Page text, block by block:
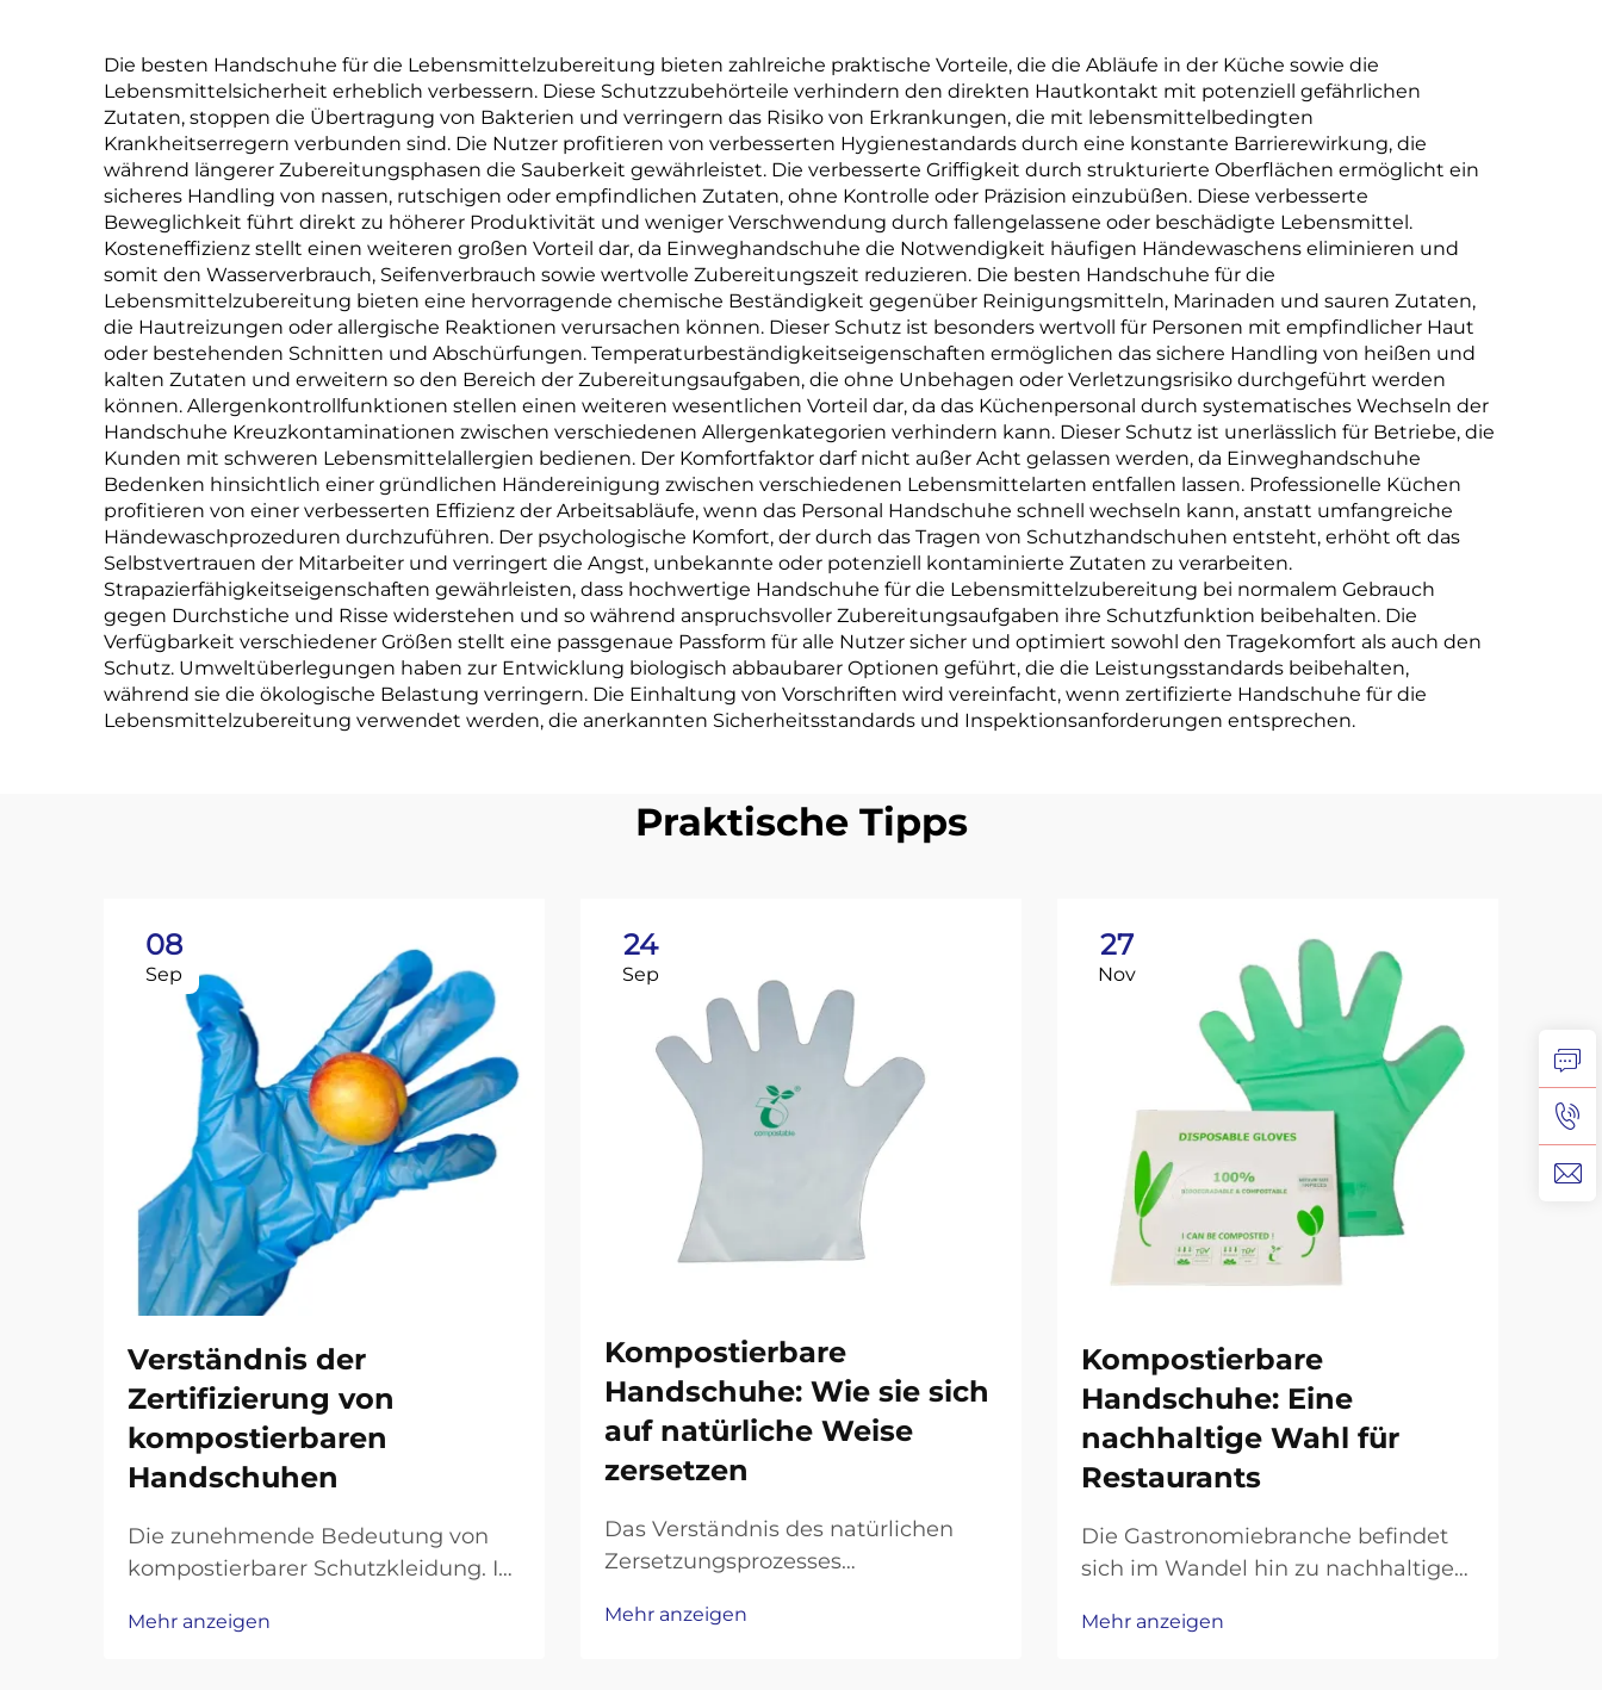
PLA PBAT Maisstärke
Material
PLA PBAT Maisstärke
Material
Die besten Handschuhe für die Lebensmittelzubereitung bieten zahlreiche praktische Vorteile, die die Abläufe in der Küche sowie die
Lebensmittelsicherheit erheblich verbessern. Diese Schutzzubehörteile verhindern den direkten Hautkontakt mit potenziell gefährlichen
Zutaten, stoppen die Übertragung von Bakterien und verringern das Risiko von Erkrankungen, die mit lebensmittelbedingten
Krankheitserregern verbunden sind. Die Nutzer profitieren von verbesserten Hygienestandards durch eine konstante Barrierewirkung, die
während längerer Zubereitungsphasen die Sauberkeit gewährleistet. Die verbesserte Griffigkeit durch strukturierte Oberflächen ermöglicht ein
sicheres Handling von nassen, rutschigen oder empfindlichen Zutaten, ohne Kontrolle oder Präzision einzubüßen. Diese verbesserte
Beweglichkeit führt direkt zu höherer Produktivität und weniger Verschwendung durch fallengelassene oder beschädigte Lebensmittel.
Kosteneffizienz stellt einen weiteren großen Vorteil dar, da Einweghandschuhe die Notwendigkeit häufigen Händewaschens eliminieren und
somit den Wasserverbrauch, Seifenverbrauch sowie wertvolle Zubereitungszeit reduzieren. Die besten Handschuhe für die
Lebensmittelzubereitung bieten eine hervorragende chemische Beständigkeit gegenüber Reinigungsmitteln, Marinaden und sauren Zutaten,
die Hautreizungen oder allergische Reaktionen verursachen können. Dieser Schutz ist besonders wertvoll für Personen mit empfindlicher Haut
oder bestehenden Schnitten und Abschürfungen. Temperaturbeständigkeitseigenschaften ermöglichen das sichere Handling von heißen und
kalten Zutaten und erweitern so den Bereich der Zubereitungsaufgaben, die ohne Unbehagen oder Verletzungsrisiko durchgeführt werden
können. Allergenkontrollfunktionen stellen einen weiteren wesentlichen Vorteil dar, da das Küchenpersonal durch systematisches Wechseln der
Handschuhe Kreuzkontaminationen zwischen verschiedenen Allergenkategorien verhindern kann. Dieser Schutz ist unerlässlich für Betriebe, die
Kunden mit schweren Lebensmittelallergien bedienen. Der Komfortfaktor darf nicht außer Acht gelassen werden, da Einweghandschuhe
Bedenken hinsichtlich einer gründlichen Händereinigung zwischen verschiedenen Lebensmittelarten entfallen lassen. Professionelle Küchen
profitieren von einer verbesserten Effizienz der Arbeitsabläufe, wenn das Personal Handschuhe schnell wechseln kann, anstatt umfangreiche
Händewaschprozeduren durchzuführen. Der psychologische Komfort, der durch das Tragen von Schutzhandschuhen entsteht, erhöht oft das
Selbstvertrauen der Mitarbeiter und verringert die Angst, unbekannte oder potenziell kontaminierte Zutaten zu verarbeiten.
Strapazierfähigkeitseigenschaften gewährleisten, dass hochwertige Handschuhe für die Lebensmittelzubereitung bei normalem Gebrauch
gegen Durchstiche und Risse widerstehen und so während anspruchsvoller Zubereitungsaufgaben ihre Schutzfunktion beibehalten. Die
Verfügbarkeit verschiedener Größen stellt eine passgenaue Passform für alle Nutzer sicher und optimiert sowohl den Tragekomfort als auch den
Schutz. Umweltüberlegungen haben zur Entwicklung biologisch abbaubarer Optionen geführt, die die Leistungsstandards beibehalten,
während sie die ökologische Belastung verringern. Die Einhaltung von Vorschriften wird vereinfacht, wenn zertifizierte Handschuhe für die
Lebensmittelzubereitung verwendet werden, die anerkannten Sicherheitsstandards und Inspektionsanforderungen entsprechen.
Praktische Tipps
08
Sep
Verständnis der
Zertifizierung von
kompostierbaren
Handschuhen
Die zunehmende Bedeutung von
kompostierbarer Schutzkleidung. In
Umweltbewusstsein und
Mehr anzeigen
24
Sep
Kompostierbare
Handschuhe: Wie sie sich
auf natürliche Weise
zersetzen
Das Verständnis des natürlichen
Zersetzungsprozesses
Handschutzprodukte. Da das
Mehr anzeigen
27
Nov
Kompostierbare
Handschuhe: Eine
nachhaltige Wahl für
Restaurants
Die Gastronomiebranche befindet
sich im Wandel hin zu nachhaltigen
zunehmend umweltfreundliche
Mehr anzeigen